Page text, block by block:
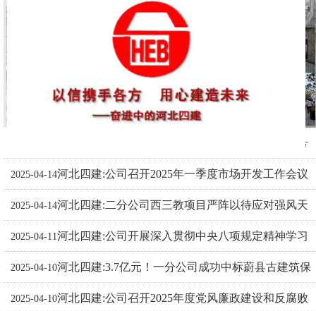
河北四建:连续七年，公司蝉联市建协两项荣誉称号
2025-04-14河北四建:公司召开2025年一季度市场开发工作会议
2025-04-14河北四建:二分公司西三教项目严阵以待应对强风天
气
2025-04-11河北四建:公司开展深入贯彻中央八项规定精神学习
教育集中警示学习
2025-04-10河北四建:3.7亿元！一分公司成功中标蔚县古建筑保
护利用建设项目总承包工程
2025-04-10河北四建:公司召开2025年度党风廉政建设和反腐败